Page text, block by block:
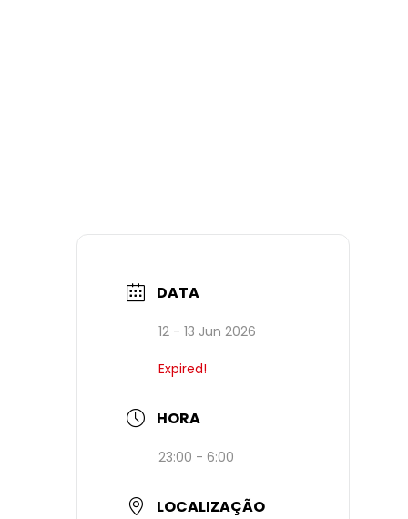
DATA
12 - 13 Jun 2026
Expired!
HORA
23:00 - 6:00
LOCALIZAÇÃO